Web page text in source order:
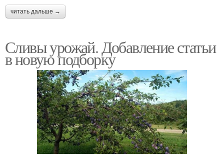
читать дальше →
Сливы урожай. Добавление статьи
в новую подборку